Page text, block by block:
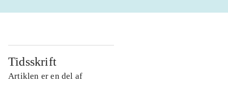
Tidsskrift
Artiklen er en del af